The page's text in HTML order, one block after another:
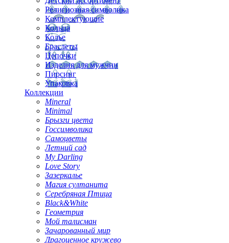
Религиозная символика
Комплектующие
Кольца
Колье
Браслеты
Цепочки
Изделия для мужчин
Пирсинг
Упаковка
Коллекции
Mineral
Minimal
Брызги цвета
Госсимволика
Самоцветы
Летний сад
My Darling
Love Story
Зазеркалье
Магия султанита
Серебряная Птица
Black&White
Геометрия
Мой талисман
Зачарованный мир
Драгоценное кружево